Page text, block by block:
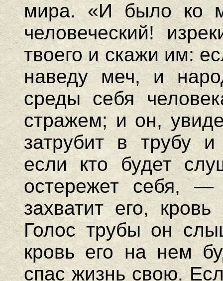
мира. «И было ко
человеческий!
твоего и скажи им:
наведу меч, и
среды себя
стражем; и он,
затрубит в трубу
если кто будет
остережет себя,
захватит его,
Голос трубы он
кровь его на нем
спас жизнь свою.